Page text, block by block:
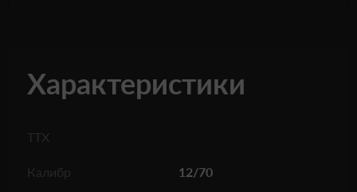
Характеристики
ТТХ
Калибр 12/70